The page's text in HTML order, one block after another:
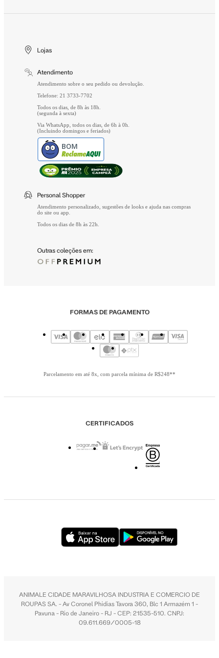
Cuidados Especiais
Perguntas Frequentes
Lojas
Atendimento
Atendimento sobre o seu pedido ou devolução.
Telefone: 21 3733-7702
Todos os dias, de 8h às 18h.
(segunda à sexta)
Via WhatsApp, todos os dias, de 6h à 0h.
(Incluindo domingos e feriados)
BOM
Personal Shopper
Atendimento personalizado, sugestões de looks e ajuda nas compras
do site ou app.
Todos os dias de 8h às 22h.
Outras coleções em:
FORMAS DE PAGAMENTO
Parcelamento em até 8x, com parcela mínima de R$248**
CERTIFICADOS
ANIMALE CIDADE MARAVILHOSA INDUSTRIA E COMERCIO DE
ROUPAS SA. - Av Coronel Phidias Tavora 360, Blc 1 Armazém 1 -
Pavuna - Rio de Janeiro - RJ - CEP: 21535-510. CNPJ:
09.611.669/0005-18